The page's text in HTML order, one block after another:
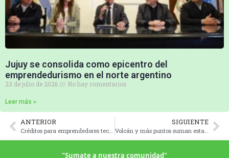
Jujuy se consolida como epicentro del
emprendedurismo en el norte argentino
23 de julio de 2026 No hay comentarios
Leer más »
ANTERIOR
Créditos para emprendedores tecnológicos: se lanzó el programa “AWS Desarrolla” junto a Amazon Web Services
SIGUIENTE
Volcán y más puntos suman estaciones meteorológicas para el monitoreo climático en Jujuy
"Sumate a nuestra comunidad"